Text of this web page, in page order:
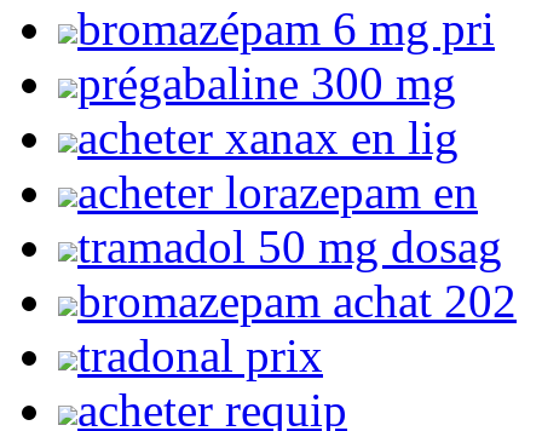
bromazépam 6 mg pri
prégabaline 300 mg
acheter xanax en lig
acheter lorazepam en
tramadol 50 mg dosag
bromazepam achat 202
tradonal prix
acheter requip